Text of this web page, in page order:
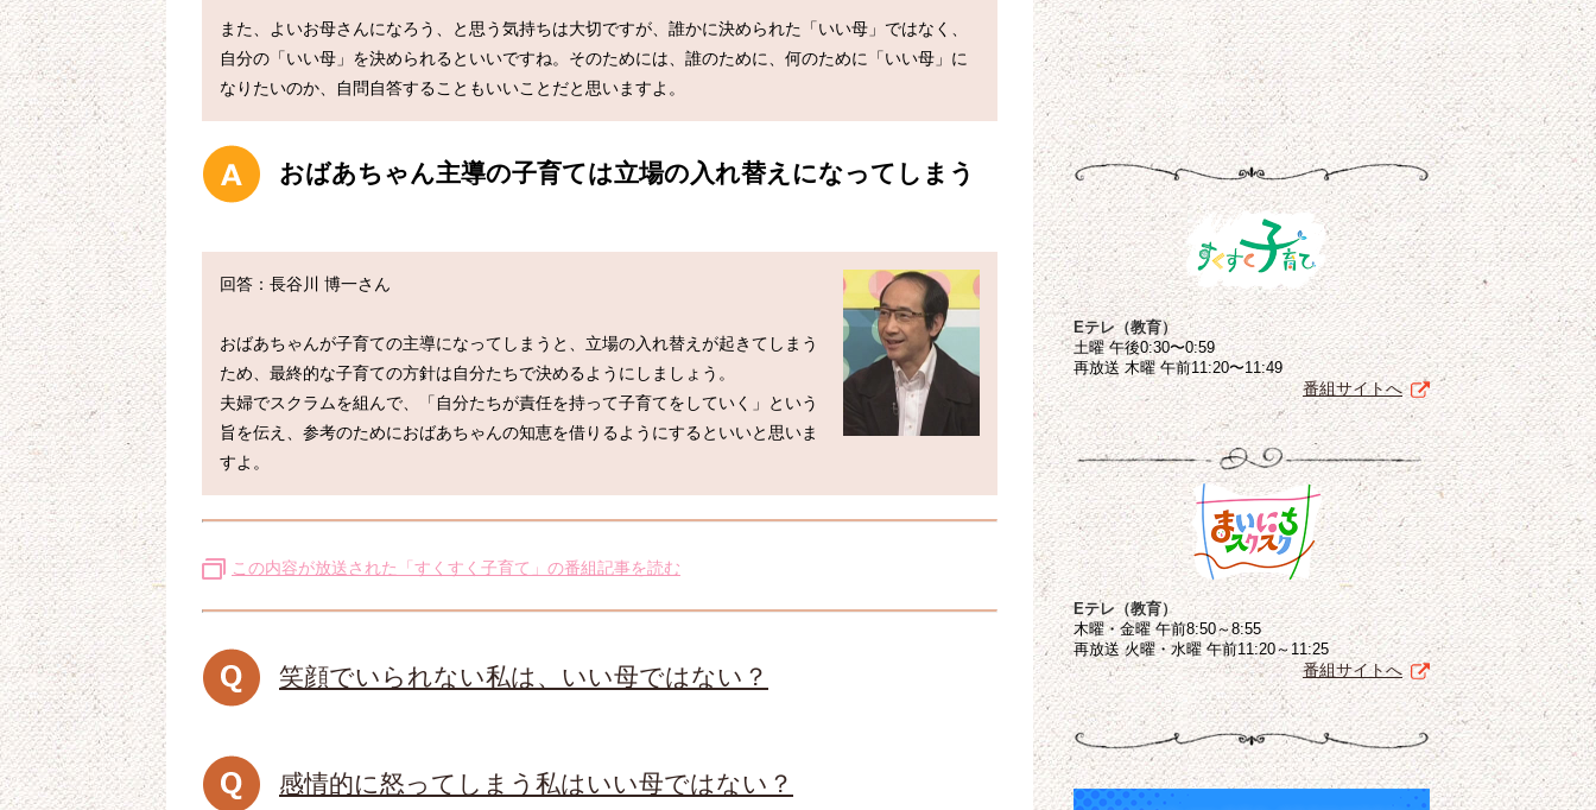
また、よいお母さんになろう、と思う気持ちは大切ですが、誰かに決められた「いい母」ではなく、
自分の「いい母」を決められるといいですね。そのためには、誰のために、何のために「いい母」に
おばあちゃん主導の子育ては立場の入れ替えになってしまう
回答：長谷川 博一さん
おばあちゃんが子育ての主導になってしまうと、立場の入れ替えが起きてしまう
ため、最終的な子育ての方針は自分たちで決めるようにしましょう。
夫婦でスクラムを組んで、「自分たちが責任を持って子育てをしていく」という
旨を伝え、参考のためにおばあちゃんの知恵を借りるようにするといいと思いま
この内容が放送された「すくすく子育て」の番組記事を読む
笑顔でいられない私は、いい母ではない？
感情的に怒ってしまう私はいい母ではない？
Eテレ（教育）
土曜 午後0:30〜0:59
再放送 木曜 午前11:20〜11:49
番組サイトへ
Eテレ（教育）
木曜・金曜 午前8:50～8:55
再放送 火曜・水曜 午前11:20～11:25
番組サイトへ